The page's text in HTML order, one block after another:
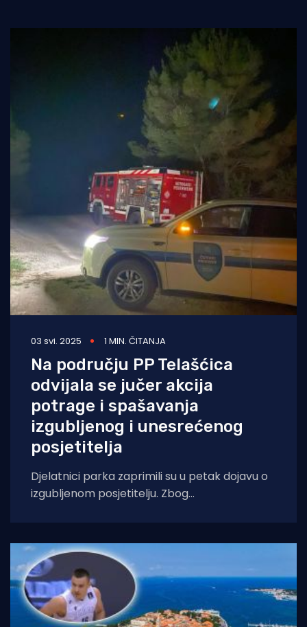
03 svi. 2025 1 MIN. ČITANJA
Na području PP Telašćica
odvijala se jučer akcija
potrage i spašavanja
izgubljenog i unesrećenog
posjetitelja
Djelatnici parka zaprimili su u petak dojavu o
izgubljenom posjetitelju. Zbog